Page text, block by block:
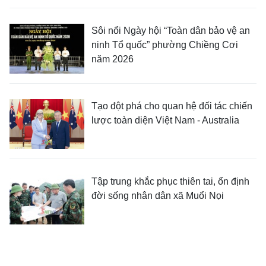
Sôi nổi Ngày hội “Toàn dân bảo vệ an
ninh Tổ quốc” phường Chiềng Cơi
năm 2026
Tạo đột phá cho quan hệ đối tác chiến
lược toàn diện Việt Nam - Australia
Tập trung khắc phục thiên tai, ổn định
đời sống nhân dân xã Muổi Nọi